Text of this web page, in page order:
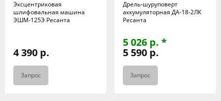
Эксцентриковая
шлифовальная машина
ЭШМ-125Э Ресанта
4 390 р.
Запрос
Дрель-шуруповерт
аккумуляторная ДА-18-2ЛК
Ресанта
5 026 р. *
5 590 р.
Запрос